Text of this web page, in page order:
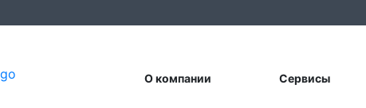
О компании Сервисы